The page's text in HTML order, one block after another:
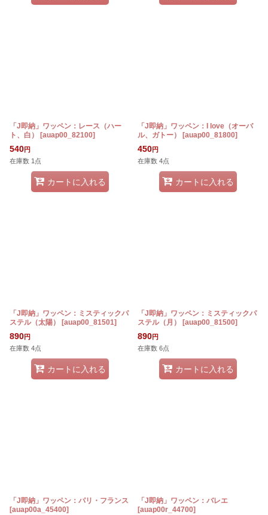
「J即納」ワッペン：レース（ハー
ト、白）
[auap00_82100]
540円
在庫数 1点
カートに入れる
「J即納」ワッペン：I love（オーバ
ル、ガトー）
[auap00_81800]
450円
在庫数 4点
カートに入れる
「J即納」ワッペン：ミスティックパ
ステル（太陽）
[auap00_81501]
890円
在庫数 4点
カートに入れる
「J即納」ワッペン：ミスティックパ
ステル（月）
[auap00_81500]
890円
在庫数 6点
カートに入れる
「J即納」ワッペン：パリ・フランス
[auap00a_45400]
「J即納」ワッペン：バレエ
[auap00r_44700]